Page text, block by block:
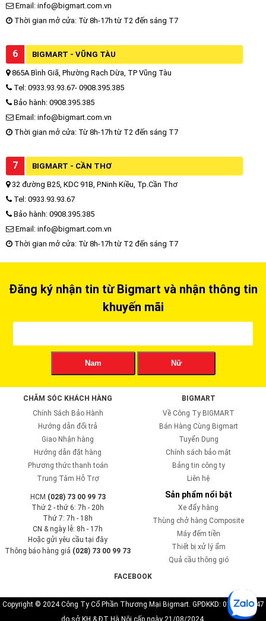
Email: info@bigmart.com.vn
Thời gian mở cửa: Từ 8h-17h từ T2 đến sáng T7
6 BIGMART - VŨNG TÀU
865A Bình Giã, Phường Rạch Dừa, TP Vũng Tàu
Tel: 0933.93.93.67- 0908.395.385
Bảo hành: 0908.395.385
Email: info@bigmart.com.vn
Thời gian mở cửa: Từ 8h-17h từ T2 đến sáng T7
7 BIGMART - CẦN THƠ
32 đường B25, KDC 91B, P.Ninh Kiều, Tp.Cần Thơ
Tel: 0933.93.93.67
Bảo hành: 0908.395.385
Email: info@bigmart.com.vn
Thời gian mở cửa: Từ 8h-17h từ T2 đến sáng T7
Đăng ký nhận tin từ Bigmart và nhận thông tin
khuyến mãi
Nam Nữ
CHĂM SÓC KHÁCH HÀNG
Chính Sách Bảo Hành
Hướng dẫn đổi trả
Giao Nhận hàng
Hướng dẫn đặt hàng
Phương thức thanh toán
Trung Tâm Hỗ Trợ
BIGMART
Về Công Ty BIGMART
Bán Hàng Cùng Bigmart
Tuyển Dụng
Chính sách bảo mật
Bảng tin công ty
Liên hệ
HCM (028) 73 00 99 73
Thứ 2 - thứ 6: 7h - 20h
Thứ 7: 7h - 18h
CN & ngày lễ: 8h - 17h
Hoặc gửi yêu cầu tại đây
Thông báo hàng giả (028) 73 00 99 73
Sản phẩm nổi bật
Xe đẩy hàng
Thùng chở hàng Composite
Máy đếm tiền
Thiết bị xử lý ẩm
Quả cầu thông gió
FACEBOOK
Copyright © 2024 Công Ty Cổ Phần Thương Mại Bigmart. GPDKKD: 0110819747
do sở KH & ĐT Hà Nội cấp ngày 21/08/2024.